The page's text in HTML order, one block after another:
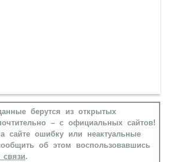
берутся из открытых
– с официальных сайтов!
ошибку или неактуальные
об этом воспользовавшись
.